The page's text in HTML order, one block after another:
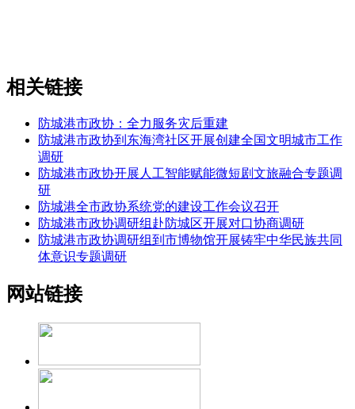
相关链接
防城港市政协：全力服务灾后重建
防城港市政协到东海湾社区开展创建全国文明城市工作
调研
防城港市政协开展人工智能赋能微短剧文旅融合专题调
研
防城港全市政协系统党的建设工作会议召开
防城港市政协调研组赴防城区开展对口协商调研
防城港市政协调研组到市博物馆开展铸牢中华民族共同
体意识专题调研
网站链接